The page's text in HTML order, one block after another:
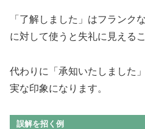
「了解しました」はフランク
に対して使うと失礼に見える
代わりに「承知いたしました
実な印象になります。
誤解を招く例